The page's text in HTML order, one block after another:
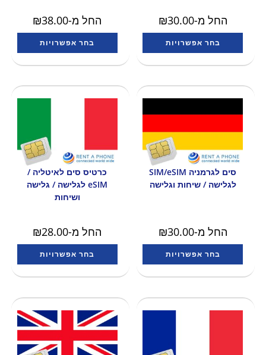
החל מ- ₪30.00
בחר אפשרויות
החל מ- ₪38.00
בחר אפשרויות
סים לגרמניה SIM/eSIM
לגלישה / שיחות וגלישה
החל מ- ₪30.00
בחר אפשרויות
כרטיס סים לאיטליה /
eSIM לגלישה / גלישה
ושיחות
החל מ- ₪28.00
בחר אפשרויות